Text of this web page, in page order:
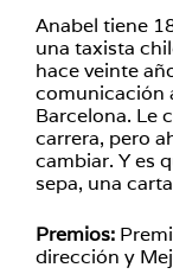
Anabel tiene
una taxista
hace veinte
comunicación
Barcelona. Le
carrera, pero
cambiar. Y es
sepa, una
Premios:
dirección y